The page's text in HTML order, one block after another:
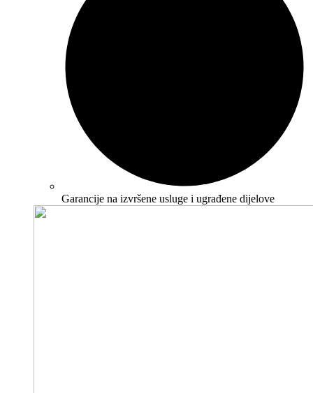
Garancije na izvršene usluge i ugrađene dijelove